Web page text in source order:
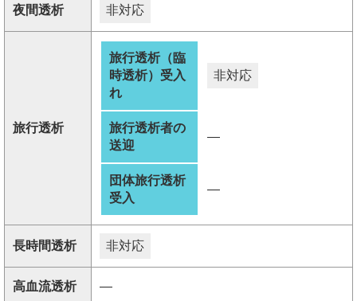
夜間透析 非対応
旅行透析
旅行透析（臨
時透析）受入
れ
非対応
旅行透析者の
送迎
―
団体旅行透析
受入
―
長時間透析 非対応
高血流透析 ―